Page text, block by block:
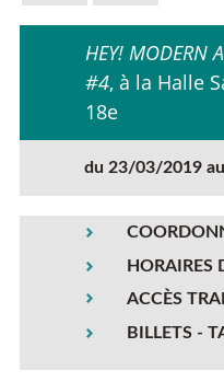
HEY! MODERN
#4, à la Halle
18e
du 23/03/2019
HORAIRES
ACCÈS
BILLETS -